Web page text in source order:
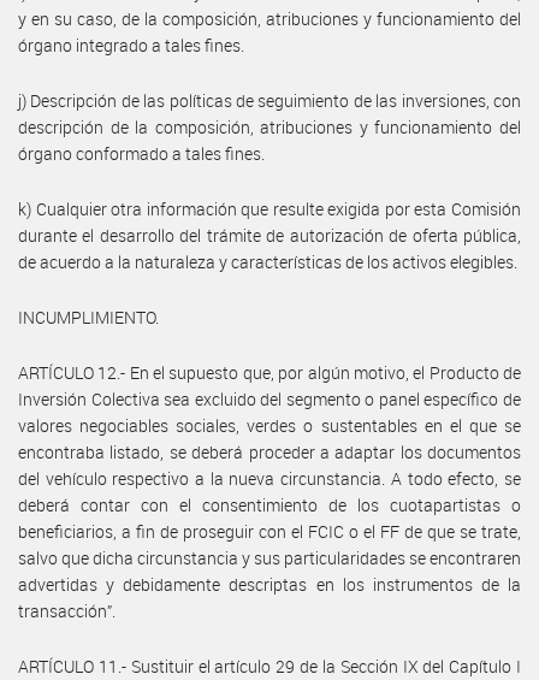
y en su caso, de la composición, atribuciones y funcionamiento del
órgano integrado a tales fines.
j) Descripción de las políticas de seguimiento de las inversiones, con
descripción de la composición, atribuciones y funcionamiento del
órgano conformado a tales fines.
k) Cualquier otra información que resulte exigida por esta Comisión
durante el desarrollo del trámite de autorización de oferta pública,
de acuerdo a la naturaleza y características de los activos elegibles.
INCUMPLIMIENTO.
ARTÍCULO 12.- En el supuesto que, por algún motivo, el Producto de
Inversión Colectiva sea excluido del segmento o panel específico de
valores negociables sociales, verdes o sustentables en el que se
encontraba listado, se deberá proceder a adaptar los documentos
del vehículo respectivo a la nueva circunstancia. A todo efecto, se
deberá contar con el consentimiento de los cuotapartistas o
beneficiarios, a fin de proseguir con el FCIC o el FF de que se trate,
salvo que dicha circunstancia y sus particularidades se encontraren
advertidas y debidamente descriptas en los instrumentos de la
transacción”.
ARTÍCULO 11.- Sustituir el artículo 29 de la Sección IX del Capítulo I